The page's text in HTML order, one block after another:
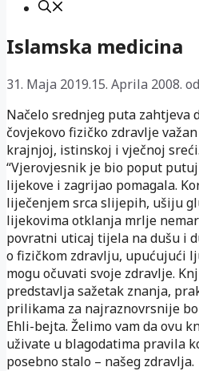
Islamska medicina
31. Maja 2019.15. Aprila 2008. od
Načelo srednjeg puta zahtjeva
čovjekovo fizičko zdravlje
krajnjoj, istinskoj i vječnoj
“Vjerovjesnik je bio poput
lijekove i zagrijao pomagala.
liječenjem srca slijepih, ušiju
lijekovima otklanja mrlje
povratni uticaj tijela na dušu i
o fizičkom zdravlju, upućujući
mogu očuvati svoje zdravlje.
predstavlja sažetak znanja,
prilikama za najraznovrsnije
Ehli-bejta. Želimo vam da ovu
uživate u blagodatima pravila
posebno stalo – našeg zdravlja.